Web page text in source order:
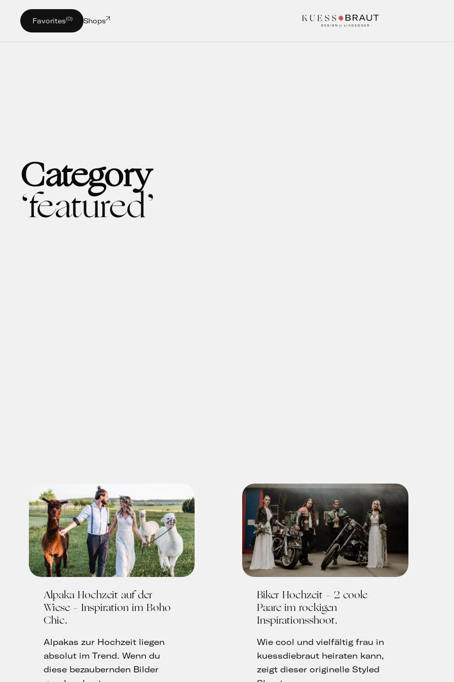
Favorites(0) Shops
Category
featured
Alpaka Hochzeit auf der
Wiese – Inspiration im Boho
Chic
Alpakas zur Hochzeit liegen
absolut im Trend. Wenn du
diese bezaubernden Bilder
Biker Hochzeit – 2 coole
Paare im rockigen
Inspirationsshoot
Wie cool und vielfältig frau in
kuessdiebraut heiraten kann,
zeigt dieser originelle Styled